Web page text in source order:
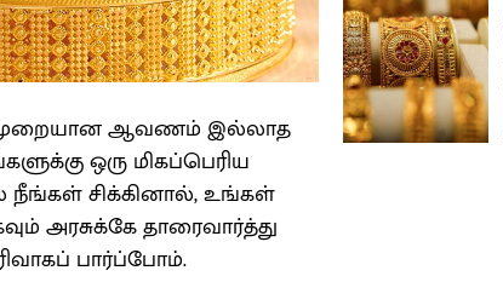
ஆவணம் இல்லாத
ஒரு மிகப்பெரிய
நீங்கள் சிக்கினால், உங்கள்
அரசுக்கே தாரைவார்த்து
பார்ப்போம்.